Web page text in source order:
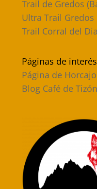
Trail de Gredos
Ultra Trail Gredos
Trail Corral del
Páginas de interés
Página de
Blog Café de Tizón